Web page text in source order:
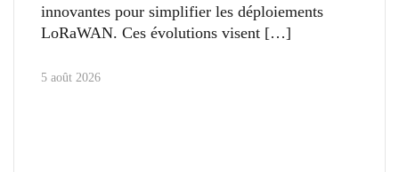
innovantes pour simplifier les déploiements
LoRaWAN. Ces évolutions visent
5 août 2026